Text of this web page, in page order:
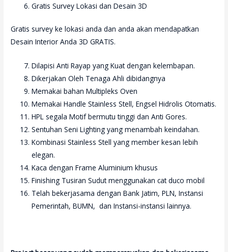
Gratis Survey Lokasi dan Desain 3D
Gratis survey ke lokasi anda dan anda akan mendapatkan
Desain Interior Anda 3D GRATIS.
Dilapisi Anti Rayap yang Kuat dengan kelembapan.
Dikerjakan Oleh Tenaga Ahli dibidangnya
Memakai bahan Multipleks Oven
Memakai Handle Stainless Stell, Engsel Hidrolis Otomatis.
HPL segala Motif bermutu tinggi dan Anti Gores.
Sentuhan Seni Lighting yang menambah keindahan.
Kombinasi Stainless Stell yang member kesan lebih
elegan.
Kaca dengan Frame Aluminium khusus
Finishing Tusiran Sudut menggunakan cat duco mobil
Telah bekerjasama dengan Bank Jatim, PLN, Instansi
Pemerintah, BUMN, dan Instansi-instansi lainnya.